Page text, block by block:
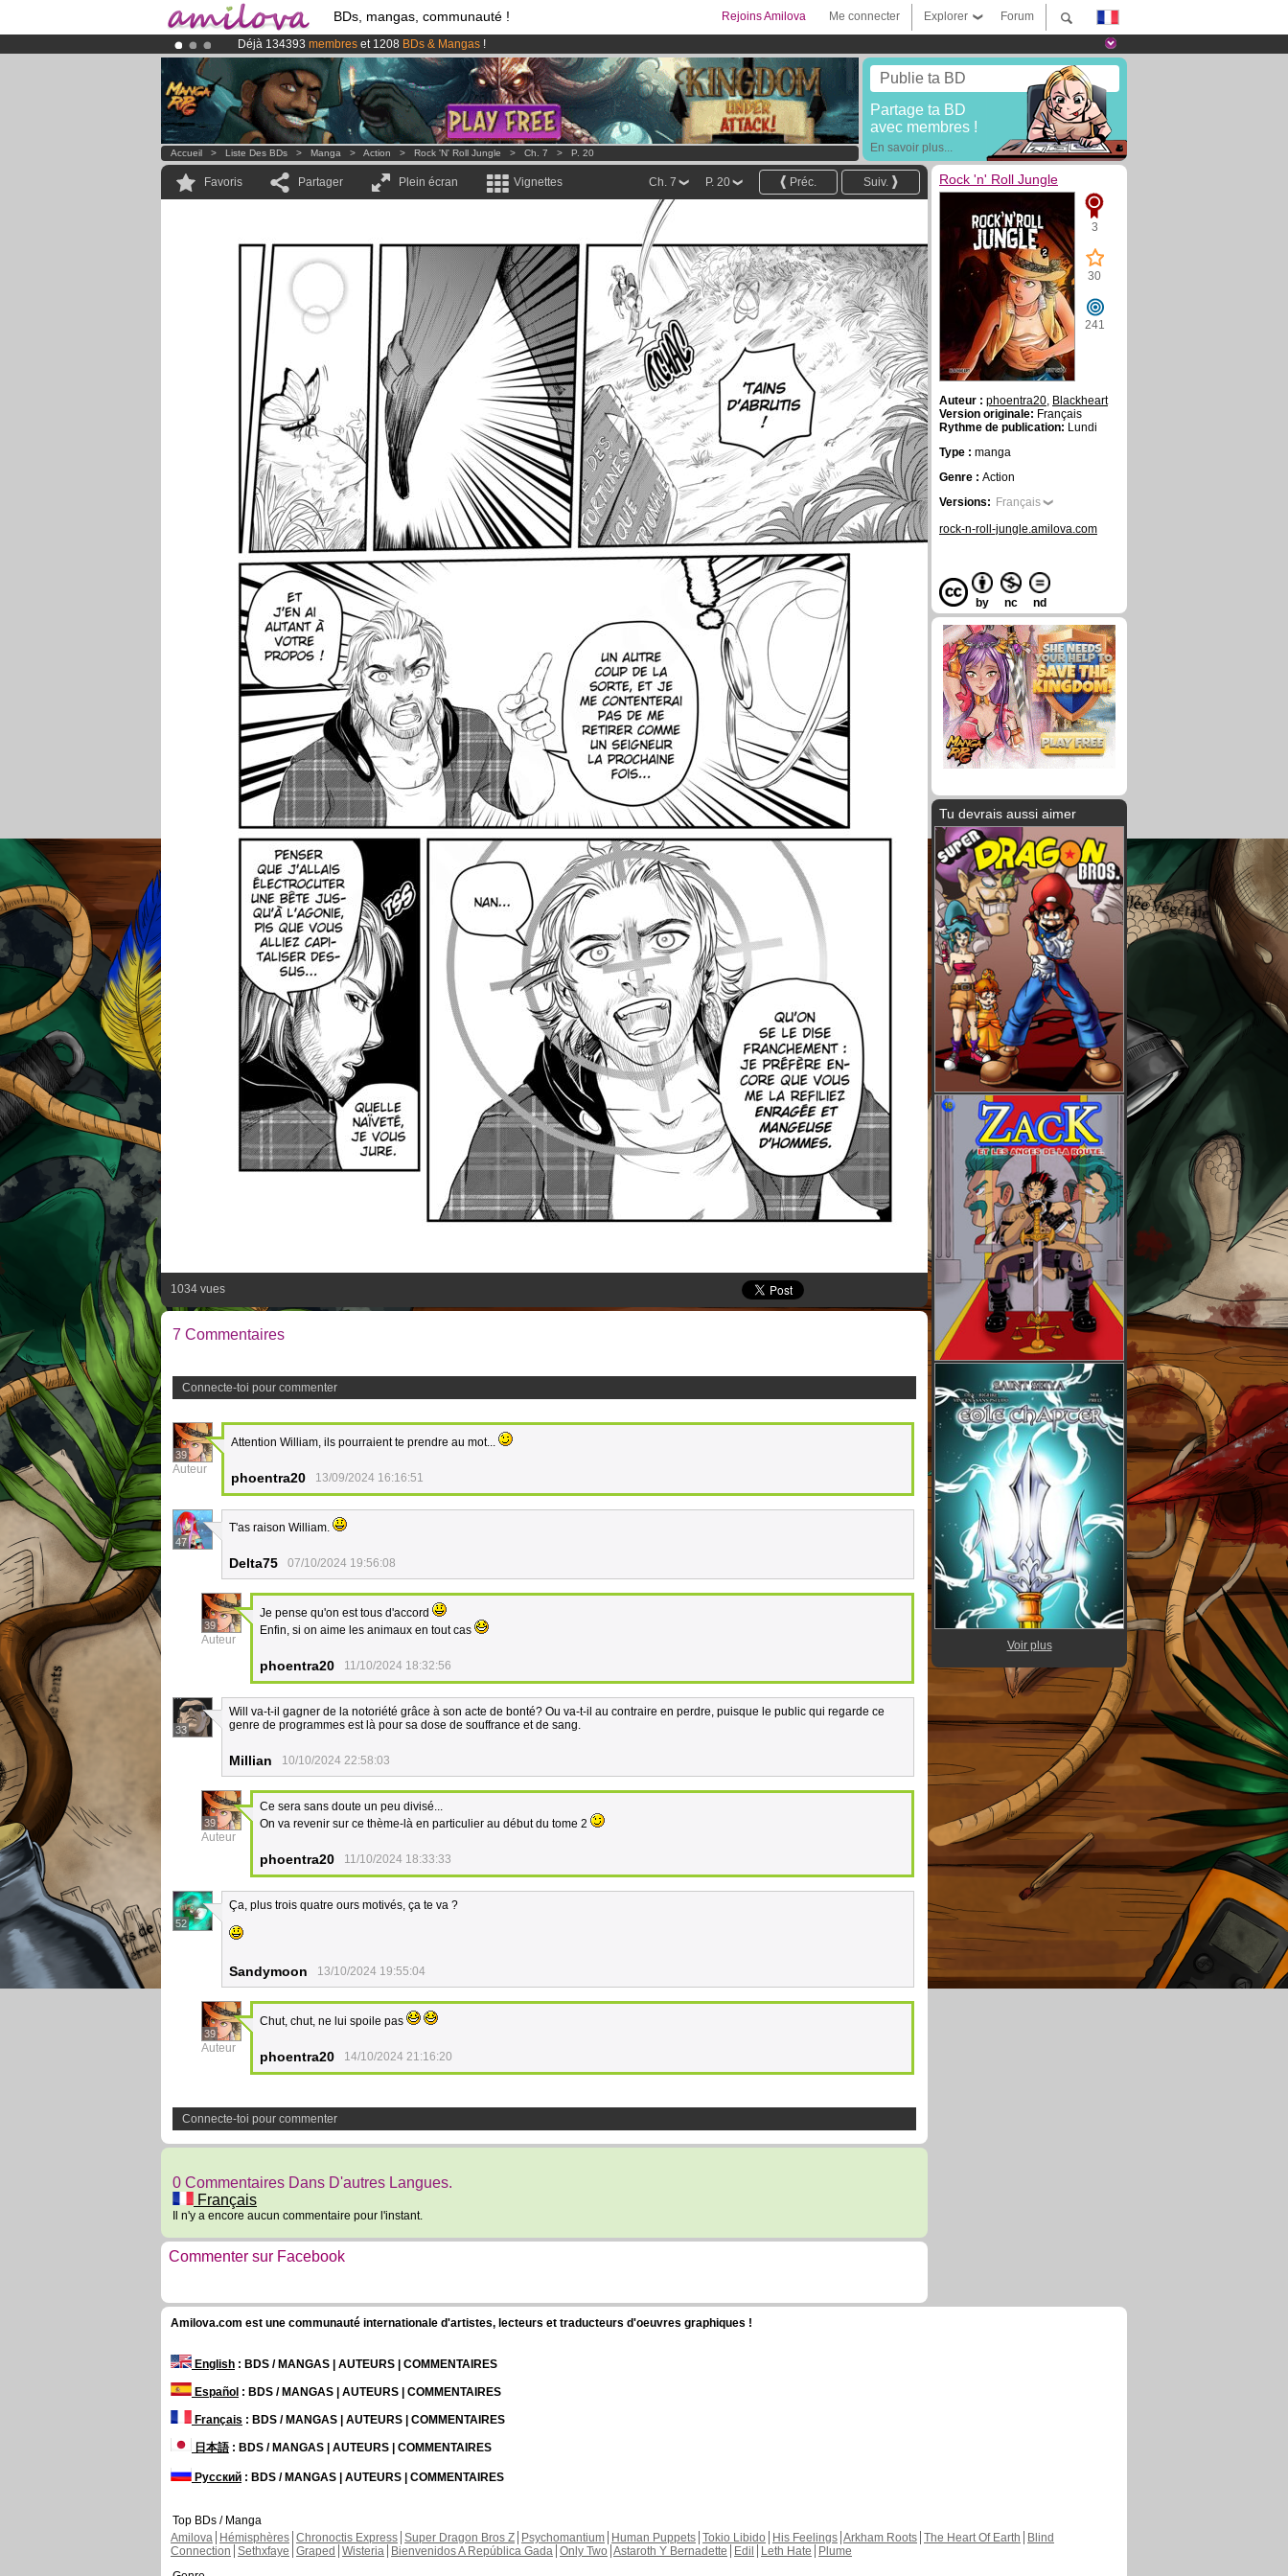
BDs, mangas, communauté ! Forum
Explorer
Me connecter
Rejoins Amilova
Déjà 134393 membres et 1208 BDs & Mangas !
LeKickstarter Amilova est désormais lancé!.
Abonnement premium: à partir de
3.95 eurospar mois !Clique ici pour t'abonner
Publie ta BD
Partage ta BD
avec membres !
En savoir plus...
Accueil > Liste Des BDs > Manga > Action > Rock 'n' Roll Jungle > Ch. 7 > P. 20
Favoris Partager Plein écran Vignettes Suiv.
Préc.
P. 20
Ch. 7
1034 vues
7 Commentaires
Connecte-toi pour commenter
39
Auteur
Attention William, ils pourraient te prendre au mot...
phoentra20 13/09/2024 16:16:51
47
T'as raison William.
Delta75 07/10/2024 19:56:08
39
Auteur
Je pense qu'on est tous d'accord
Enfin, si on aime les animaux en tout cas
phoentra20 11/10/2024 18:32:56
33
Will va-t-il gagner de la notoriété grâce à son acte de bonté? Ou va-t-il au contraire en perdre, puisque le public qui regarde ce
genre de programmes est là pour sa dose de souffrance et de sang.
Millian 10/10/2024 22:58:03
39
Auteur
Ce sera sans doute un peu divisé...
On va revenir sur ce thème-là en particulier au début du tome 2
phoentra20 11/10/2024 18:33:33
52
Ça, plus trois quatre ours motivés, ça te va ?
Sandymoon 13/10/2024 19:55:04
39
Auteur
Chut, chut, ne lui spoile pas
phoentra20 14/10/2024 21:16:20
Connecte-toi pour commenter
0 Commentaires Dans D'autres Langues.
Français
Il n'y a encore aucun commentaire pour l'instant.
Commenter sur Facebook
Rock 'n' Roll Jungle
3
30
241
Auteur : phoentra20, Blackheart
Version originale: Français
Rythme de publication: Lundi
Type : manga
Genre : Action
Versions: Français
rock-n-roll-jungle.amilova.com
by nc nd
Tu devrais aussi aimer
Voir plus
Amilova.com est une communauté internationale d'artistes, lecteurs et traducteurs d'oeuvres graphiques !
English : BDS / MANGAS | AUTEURS | COMMENTAIRES
Español : BDS / MANGAS | AUTEURS | COMMENTAIRES
Français : BDS / MANGAS | AUTEURS | COMMENTAIRES
日本語: BDS / MANGAS | AUTEURS | COMMENTAIRES
Русский : BDS / MANGAS | AUTEURS | COMMENTAIRES
Top BDs / Manga
Amilova
Hémisphères Chronoctis Express Super Dragon Bros Z Psychomantium Human Puppets Tokio Libido His Feelings Arkham Roots The Heart Of Earth
Blind
Connection Sethxfaye Graped Wisteria Bienvenidos A República Gada Only Two Astaroth Y Bernadette Edil Leth Hate
Plume